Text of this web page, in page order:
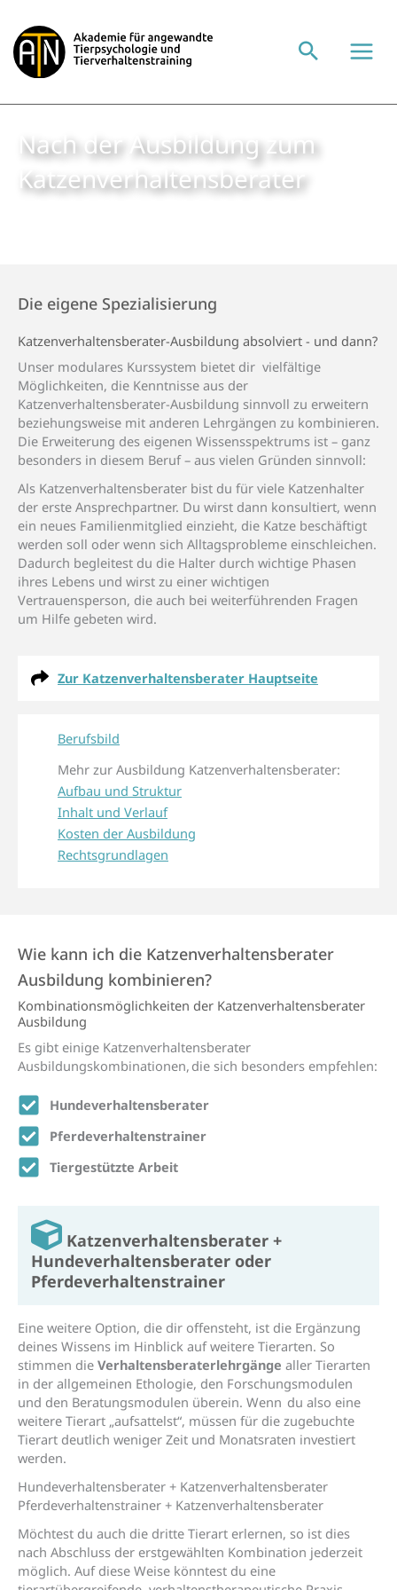
Inhalt
springen
Nach der Ausbildung zum
Katzen­­verhaltens­­berater
Zur Katzenverhaltensberater Hauptseite
Berufsbild
Mehr zur Ausbildung Katzenverhaltensberater:
Aufbau und Struktur
Inhalt und Verlauf
Kosten der Ausbildung
Rechtsgrundlagen
Die eigene Spezialisierung
Katzen­­verhaltensberater-Ausbildung absolviert - und dann?
Unser modulares Kurssystem bietet dir vielfältige
Möglichkeiten, die Kenntnisse aus der
Katzenverhaltensberater-Ausbildung sinnvoll zu erweitern
beziehungsweise mit anderen Lehrgängen zu kombinieren.
Die Erweiterung des eigenen Wissensspektrums ist – ganz
besonders in diesem Beruf – aus vielen Gründen sinnvoll:
Als Katzenverhaltensberater bist du für viele Katzenhalter
der erste Ansprechpartner. Du wirst dann konsultiert, wenn
ein neues Familienmitglied einzieht, die Katze beschäftigt
werden soll oder wenn sich Alltagsprobleme einschleichen.
Dadurch begleitest du die Halter durch wichtige Phasen
ihres Lebens und wirst zu einer wichtigen
Vertrauensperson, die auch bei weiterführenden Fragen
um Hilfe gebeten wird.
Wie kann ich die Katzen­verhaltens­berater
Ausbildung kombinieren?
Kombinations­möglich­keiten der Katzen­verhaltens­berater
Ausbildung
Es gibt einige Katzenverhaltensberater
Ausbildungskombinationen, die sich besonders empfehlen:
Hundeverhaltensberater
Pferdeverhaltenstrainer
Tiergestützte Arbeit
Katzen­verhaltens­berater +
Hundeverhaltensberater oder
Pferdeverhaltenstrainer
Eine weitere Option, die dir offensteht, ist die Ergänzung
deines Wissens im Hinblick auf weitere Tierarten. So
stimmen die Verhaltensberaterlehrgänge aller Tierarten
in der allgemeinen Ethologie, den Forschungsmodulen
und den Beratungsmodulen überein. Wenn du also eine
weitere Tierart „aufsattelst“, müssen für die zugebuchte
Tierart deutlich weniger Zeit und Monatsraten investiert
werden.
Hundeverhaltensberater + Katzenverhaltensberater
Pferdeverhaltenstrainer + Katzenverhaltensberater
Möchtest du auch die dritte Tierart erlernen, so ist dies
nach Abschluss der erstgewählten Kombination jederzeit
möglich. Auf diese Weise könntest du eine